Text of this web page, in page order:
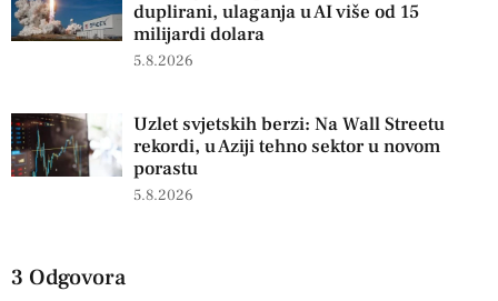
duplirani, ulaganja u AI više od 15
milijardi dolara
5.8.2026
Uzlet svjetskih berzi: Na Wall Streetu
rekordi, u Aziji tehno sektor u novom
porastu
5.8.2026
3 Odgovora